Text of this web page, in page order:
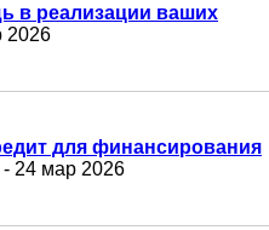
в реализации ваших
2026
для финансирования
- 24 мар 2026